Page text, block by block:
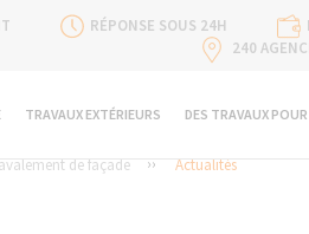
RÉPONSE SOUS 24H
240
TRAVAUX EXTÉRIEURS DES TRAVAUX
de façade Actualités